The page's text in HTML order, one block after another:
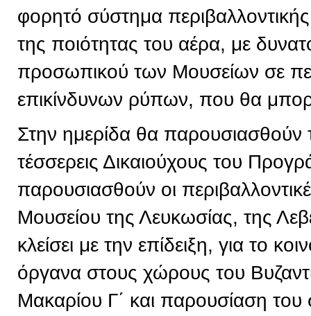
φορητό σύστημα
της ποιότητας του αέρα, με
προσωπικού των Μουσείων σε
επικίνδυνων ρύπων, που θα
Στην ημερίδα θα
τέσσερεις Δικαιούχους του
παρουσιασθούν οι
Μουσείου της Λευκωσίας, της
κλείσει με την επίδειξη, για το
όργανα στους χώρους του
Μακαρίου Γ΄ και παρουσίαση του